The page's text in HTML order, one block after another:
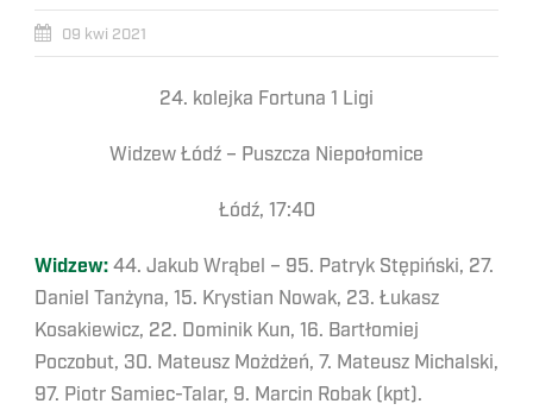
09 kwi 2021
24. kolejka Fortuna 1 Ligi
Widzew Łódź – Puszcza Niepołomice
Łódź, 17:40
Widzew: 44. Jakub Wrąbel – 95. Patryk Stępiński, 27.
Daniel Tanżyna, 15. Krystian Nowak, 23. Łukasz
Kosakiewicz, 22. Dominik Kun, 16. Bartłomiej
Poczobut, 30. Mateusz Możdżeń, 7. Mateusz Michalski,
97. Piotr Samiec-Talar, 9. Marcin Robak (kpt).